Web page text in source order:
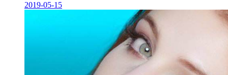
2019-05-15